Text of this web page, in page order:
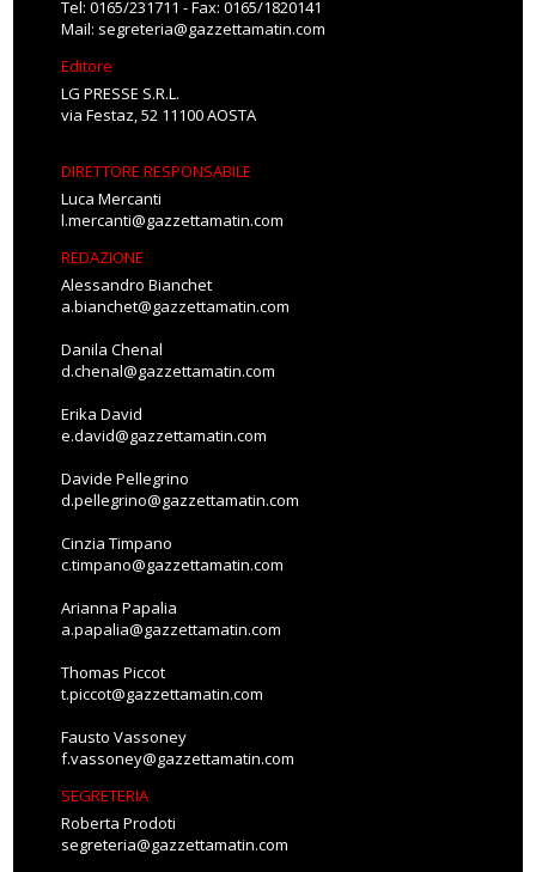
Tel: 0165/231711 - Fax: 0165/1820141
Mail: segreteria@gazzettamatin.com
Editore
LG PRESSE S.R.L.
via Festaz, 52 11100 AOSTA
DIRETTORE RESPONSABILE
Luca Mercanti
l.mercanti@gazzettamatin.com
REDAZIONE
Alessandro Bianchet
a.bianchet@gazzettamatin.com
Danila Chenal
d.chenal@gazzettamatin.com
Erika David
e.david@gazzettamatin.com
Davide Pellegrino
d.pellegrino@gazzettamatin.com
Cinzia Timpano
c.timpano@gazzettamatin.com
Arianna Papalia
a.papalia@gazzettamatin.com
Thomas Piccot
t.piccot@gazzettamatin.com
Fausto Vassoney
f.vassoney@gazzettamatin.com
SEGRETERIA
Roberta Prodoti
segreteria@gazzettamatin.com